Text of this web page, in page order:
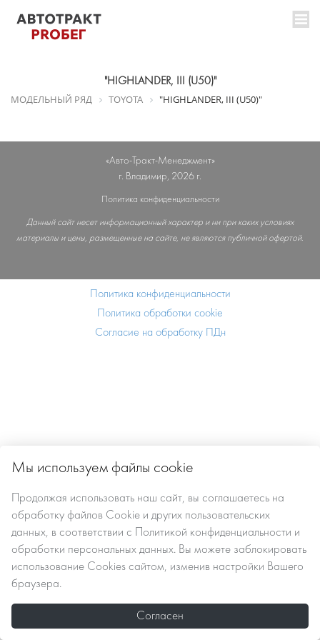
"HIGHLANDER, III (U50)"
МОДЕЛЬНЫЙ РЯД TOYOTA "HIGHLANDER, III (U50)"
«Авто-Тракт-Менеджмент»
г. Владимир, 2026 г.
Политика конфиденциальности
Данный сайт несет информационный характер и ни при каких условиях
материалы и цены, размещенные на сайте, не являются публичной офертой.
Политика конфиденциальности
Политика обработки cookie
Согласие на обработку ПДн
Мы используем файлы cookie
Продолжая использовать наш сайт, вы соглашаетесь на
обработку файлов Сookie и других пользовательских
данных, в соответствии с
Политикой конфиденциальности и
обработки персональных данных. Вы можете заблокировать
использование Cookies сайтом, изменив настройки Вашего
браузера.
Согласен